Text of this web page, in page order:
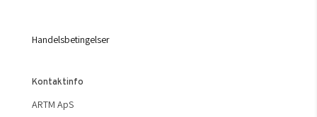
Handelsbetingelser
Kontaktinfo
ARTM ApS